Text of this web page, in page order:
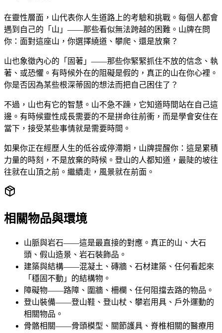
在靈性層面，山代表你人生道路上的考驗和挑戰。每個人都會
遇到自己的「山」——那些看似無法跨越的困難。山牌在問
你：面對這座山，你選擇繞道、攀爬、還是放棄？
山也象徵內心的「固著」——那些你緊緊抓住不放的信念、執
著、或恐懼。有時候外在的阻礙是假的，真正的山在你心裡。
你是否因為某些根深蒂固的想法而把自己困住了？
不過，山也有它的智慧。山不急不躁，它知道時間站在自己這
邊。有時候靈性成長需要的不是拼命往前衝，而是學會安住在
當下，接受某些事情就是需要時間。
如果你正在經歷人生的低谷或停滯期，山牌提醒你：這是累積
力量的時刻，不是放棄的時候。登山的人都知道，最陡的坡往
往就在山頂之前。繼續走，風景就在前面。
相關物品與環境
山脈與岩石——這是最直接的對應。真正的山、大石
頭、假山造景、岩石裝飾品。
建築與結構——混凝土、磚牆、石材建築、任何看起來
「穩固不動」的結構物。
障礙物——路障、圍牆、柵欄、任何阻擋去路的物品。
登山裝備——登山鞋、登山杖、攀岩用具、戶外運動的
相關物品。
骨骼相關——骨頭模型、關節護具、脊椎相關的醫療用